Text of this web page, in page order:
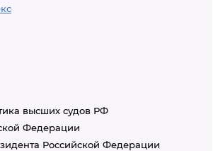
высших судов РФ
Федерации
Российской Федерации